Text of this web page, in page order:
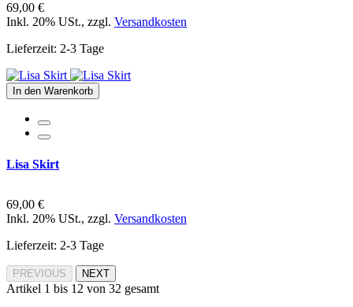
69,00 €
Inkl. 20% USt., zzgl. Versandkosten
Lieferzeit: 2-3 Tage
In den Warenkorb
Lisa Skirt
69,00 €
Inkl. 20% USt., zzgl. Versandkosten
Lieferzeit: 2-3 Tage
PREVIOUS NEXT
Artikel 1 bis 12 von 32 gesamt